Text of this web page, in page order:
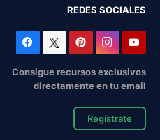
REDES SOCIALES
Consigue recursos exclusivos
directamente en tu email
Regístrate